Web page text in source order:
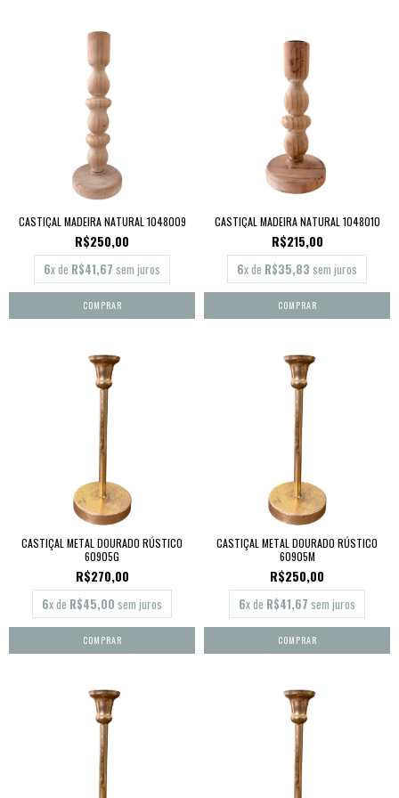
CASTIÇAL MADEIRA NATURAL 1048009
R$250,00
6x de R$41,67 sem juros
CASTIÇAL MADEIRA NATURAL 1048010
R$215,00
6x de R$35,83 sem juros
CASTIÇAL METAL DOURADO RÚSTICO
60905G
R$270,00
6x de R$45,00 sem juros
CASTIÇAL METAL DOURADO RÚSTICO
60905M
R$250,00
6x de R$41,67 sem juros